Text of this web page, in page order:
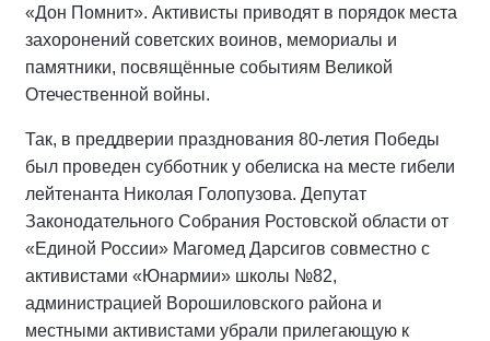
«Дон Помнит». Активисты приводят в порядок места
захоронений советских воинов, мемориалы и
памятники, посвящённые событиям Великой
Отечественной войны.
Так, в преддверии празднования 80-летия Победы
был проведен субботник у обелиска на месте гибели
лейтенанта Николая Голопузова. Депутат
Законодательного Собрания Ростовской области от
«Единой России» Магомед Дарсигов совместно с
активистами «Юнармии» школы №82,
администрацией Ворошиловского района и
местными активистами убрали прилегающую к